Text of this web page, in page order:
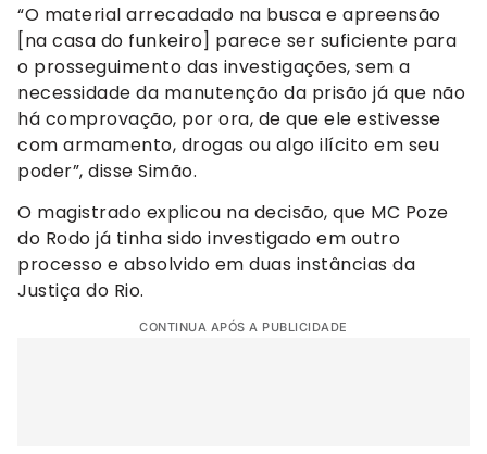
“O material arrecadado na busca e apreensão
[na casa do funkeiro] parece ser suficiente para
o prosseguimento das investigações, sem a
necessidade da manutenção da prisão já que não
há comprovação, por ora, de que ele estivesse
com armamento, drogas ou algo ilícito em seu
poder”, disse Simão.
O magistrado explicou na decisão, que MC Poze
do Rodo já tinha sido investigado em outro
processo e absolvido em duas instâncias da
Justiça do Rio.
CONTINUA APÓS A PUBLICIDADE